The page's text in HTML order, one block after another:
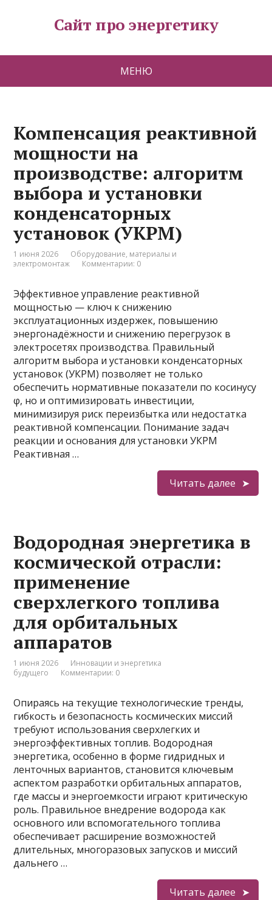
Сайт про энергетику
МЕНЮ
Компенсация реактивной
мощности на
производстве: алгоритм
выбора и установки
конденсаторных
установок (УКРМ)
1 июня 2026
Оборудование, материалы и
электромонтаж
Комментарии: 0
Эффективное управление реактивной
мощностью — ключ к снижению
эксплуатационных издержек, повышению
энергонадёжности и снижению перегрузок в
электросетях производства. Правильный
алгоритм выбора и установки конденсаторных
установок (УКРМ) позволяет не только
обеспечить нормативные показатели по косинусу
φ, но и оптимизировать инвестиции,
минимизируя риск переизбытка или недостатка
реактивной компенсации. Понимание задач
реакции и основания для установки УКРМ
Реактивная …
Читать далее
Водородная энергетика в
космической отрасли:
применение
сверхлегкого топлива
для орбитальных
аппаратов
1 июня 2026
Инновации и энергетика
будущего
Комментарии: 0
Опираясь на текущие технологические тренды,
гибкость и безопасность космических миссий
требуют использования сверхлегких и
энергоэффективных топлив. Водородная
энергетика, особенно в форме гидридных и
ленточных вариантов, становится ключевым
аспектом разработки орбитальных аппаратов,
где массы и энергоемкости играют критическую
роль. Правильное внедрение водорода как
основного или вспомогательного топлива
обеспечивает расширение возможностей
длительных, многоразовых запусков и миссий
дальнего …
Читать далее